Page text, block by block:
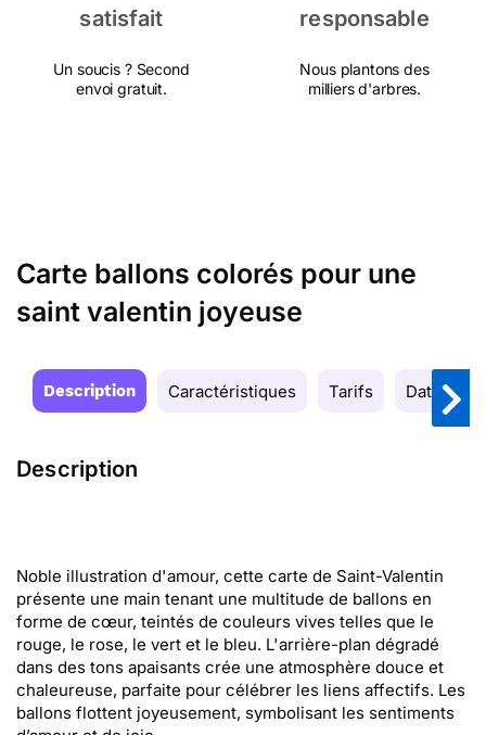
satisfait
Un soucis ? Second
envoi gratuit.
responsable
Nous plantons des
milliers d'arbres.
Carte ballons colorés pour une
saint valentin joyeuse
Description Caractéristiques Tarifs Date de
Description
Noble illustration d'amour, cette carte de Saint-Valentin
présente une main tenant une multitude de ballons en
forme de cœur, teintés de couleurs vives telles que le
rouge, le rose, le vert et le bleu. L'arrière-plan dégradé
dans des tons apaisants crée une atmosphère douce et
chaleureuse, parfaite pour célébrer les liens affectifs. Les
ballons flottent joyeusement, symbolisant les sentiments